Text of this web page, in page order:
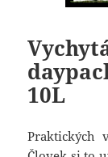
10L
Praktických